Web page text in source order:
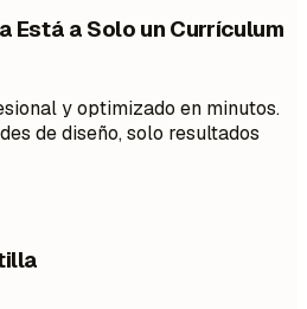
Está a Solo un Currículum
y optimizado en minutos.
de diseño, solo resultados